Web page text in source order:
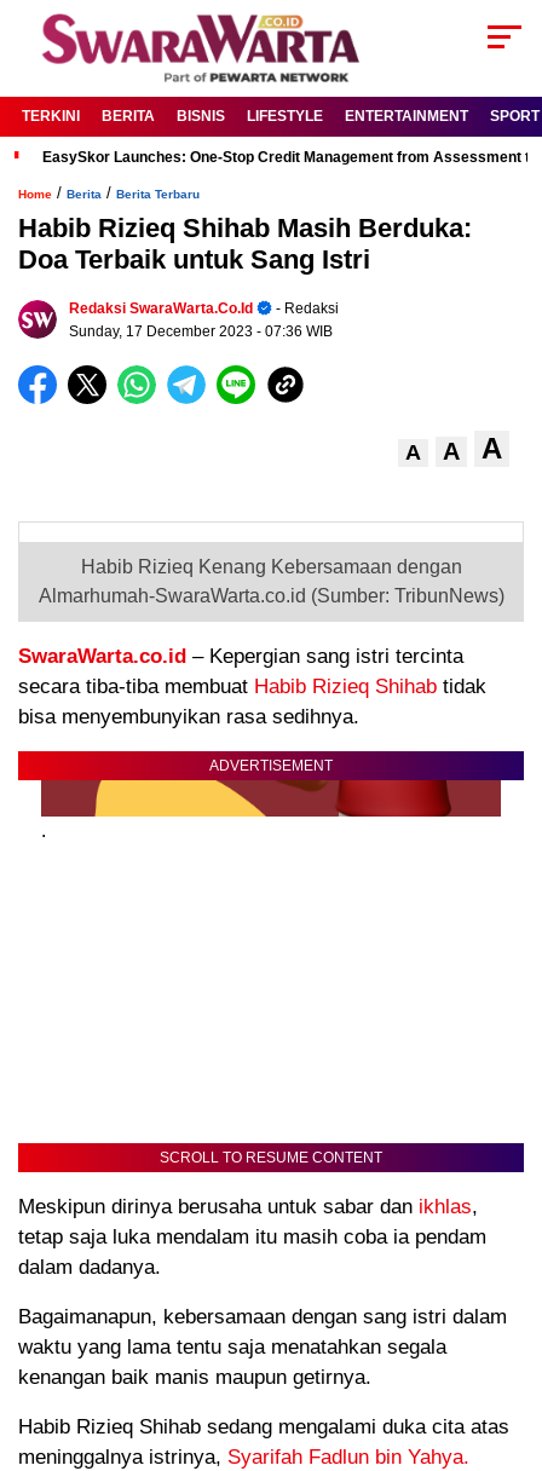
TERKINI BERITA BISNIS LIFESTYLE ENTERTAINMENT SPORT
EasySkor Launches: One-Stop Credit Management from Assessment
Home / Berita / Berita Terbaru
Habib Rizieq Shihab Masih Berduka:
Doa Terbaik untuk Sang Istri
Redaksi SwaraWarta.co.id
- Redaksi
Sunday, 17 December 2023 - 07:36 WIB
A A A
Habib Rizieq Kenang Kebersamaan dengan
Almarhumah-SwaraWarta.co.id (Sumber: TribunNews)
SwaraWarta.co.id – Kepergian sang istri tercinta
secara tiba-tiba membuat Habib Rizieq Shihab tidak
bisa menyembunyikan rasa sedihnya.
ADVERTISEMENT
.
SCROLL TO RESUME CONTENT
Meskipun dirinya berusaha untuk sabar dan ikhlas,
tetap saja luka mendalam itu masih coba ia pendam
dalam dadanya.
Bagaimanapun, kebersamaan dengan sang istri dalam
waktu yang lama tentu saja menatahkan segala
kenangan baik manis maupun getirnya.
Habib Rizieq Shihab sedang mengalami duka cita atas
meninggalnya istrinya, Syarifah Fadlun bin Yahya.